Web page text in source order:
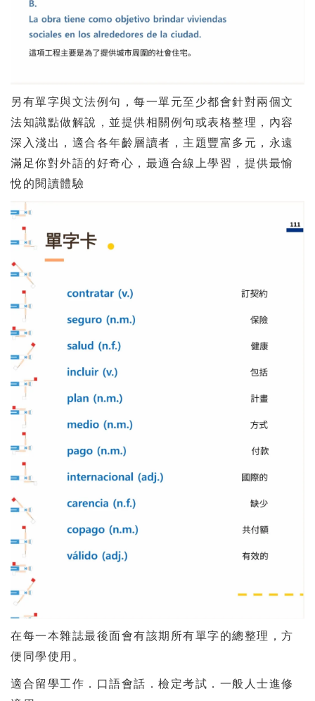
另有單字與文法例句，每一單元至少都會針對兩個文
法知識點做解說，並提供相關例句或表格整理，內容
深入淺出，適合各年齡層讀者，主題豐富多元，永遠
滿足你對外語的好奇心，最適合線上學習，提供最愉
悅的閱讀體驗
在每一本雜誌最後面會有該期所有單字的總整理，方
便同學使用。
適合留學工作．口語會話．檢定考試．一般人士進修